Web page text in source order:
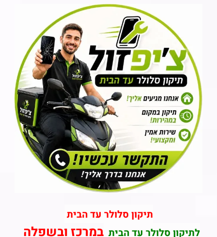
תיקון סלולר עד הבית
לתיקון סלולר עד הביתבמרכז ובשפלה